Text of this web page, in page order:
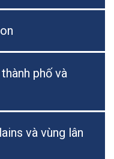
phố và
và vùng lân